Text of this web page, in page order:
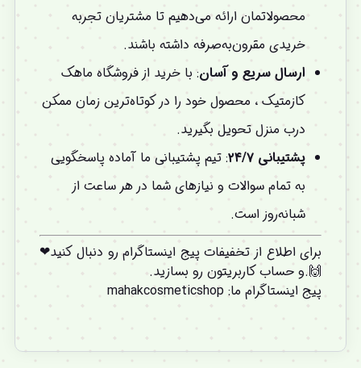
محصولاتمان ارائه می‌دهیم تا مشتریان تجربه
خریدی مقرون‌به‌صرفه داشته باشند.
ارسال سریع و آسان: با خرید از فروشگاه ماهک
کازمتیک ، محصول خود را در کوتاه‌ترین زمان ممکن
درب منزل تحویل بگیرید.
پشتیبانی ۲۴/۷
: تیم پشتیبانی ما آماده پاسخگویی
به تمام سوالات و نیازهای شما در هر ساعت از
شبانه‌روز است.
برای اطلاع از تخفیفات پیج اینستاگرام رو دنبال کنید❤
🙌.و حساب کاربریتونرو بسازید.
پیج اینستاگرام ما:
mahakcosmeticshop